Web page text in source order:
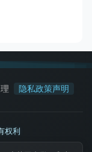
隐私政策声明
权利